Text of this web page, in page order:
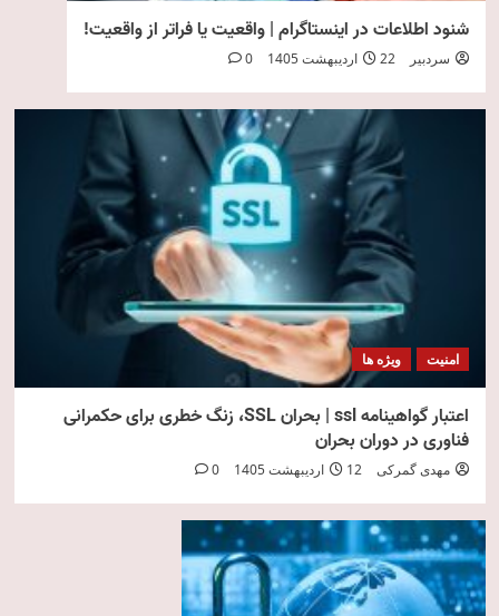
شنود اطلاعات در اینستاگرام | واقعیت یا فراتر از واقعیت!
سردبیر 22 اردیبهشت 1405 0
امنیت ویژه ها
اعتبار گواهینامه ssl | بحران SSL، زنگ خطری برای حکمرانی
فناوری در دوران بحران
مهدی گمرکی 12 اردیبهشت 1405 0